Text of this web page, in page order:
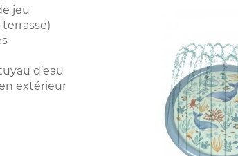
jeu
d’eau
extérieur